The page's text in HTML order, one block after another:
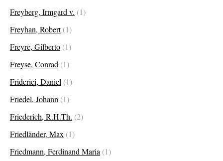
Freyberg, Irmgard v. (1)
Freyhan, Robert (1)
Freyre, Gilberto (1)
Freyse, Conrad (1)
Friderici, Daniel (1)
Friedel, Johann (1)
Friederich, R.H.Th. (2)
Friedländer, Max (1)
Friedmann, Ferdinand Maria (1)